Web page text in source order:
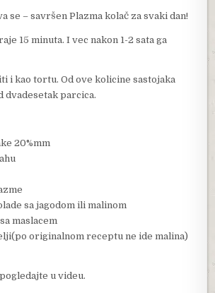
se – savršen Plazma kolač za svaki dan!
15 minuta. I vec nakon 1-2 sata ga
i kao tortu. Od ove kolicine sastojaka
dvadesetak parcica.
20%mm
sa jagodom ili malinom
maslacem
originalnom receptu ne ide malina)
u videu.